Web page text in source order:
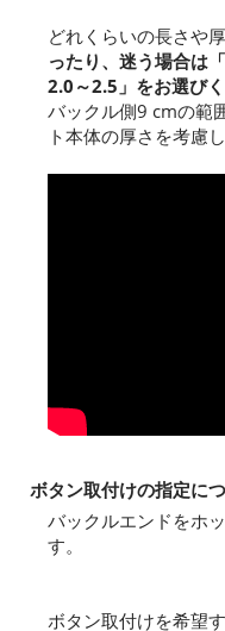
どれくらいの長さや
ったり、迷う場合は
2.0～2.5」をお選びく
バックル側9 cmの範
ト本体の厚さを考慮
ボタン取付けの指定に
バックルエンドをホ
す。
ボタン取付けを希望